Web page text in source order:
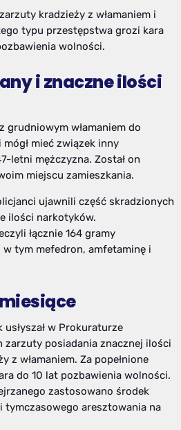
kradzieży z włamaniem i
typu przestępstwa grozi kara
wolności.
i znaczne ilości
grudniowym włamaniem do
mieć związek inny
letni mężczyzna. Został on
miejscu zamieszkania.
ujawnili część skradzionych
ilości narkotyków.
łącznie 164 gramy
tym mefedron, amfetaminę i
w Prokuraturze
zarzuty posiadania znacznej ilości
z włamaniem. Za popełnione
do 10 lat pozbawienia wolności.
zastosowano środek
tymczasowego aresztowania na